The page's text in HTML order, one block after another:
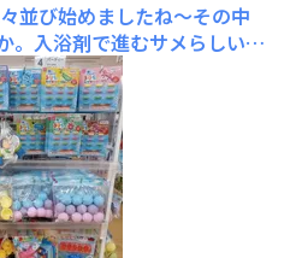
並び始めましたね～その中
。入浴剤で進むサメらしい
ですが買ったら毎日入浴剤を
！何度でも遊べる水風船！こ
みですねバイヤーさんもお薦
ク値下げしてます。マスク必